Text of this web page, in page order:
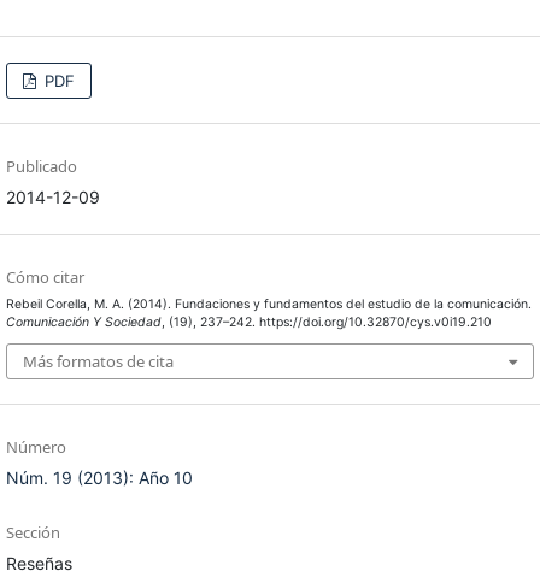
PDF
Publicado
2014-12-09
Cómo citar
Rebeil Corella, M. A. (2014). Fundaciones y fundamentos del estudio de la comunicación.
Comunicación Y Sociedad, (19), 237–242. https://doi.org/10.32870/cys.v0i19.210
Más formatos de cita
Número
Núm. 19 (2013): Año 10
Sección
Reseñas